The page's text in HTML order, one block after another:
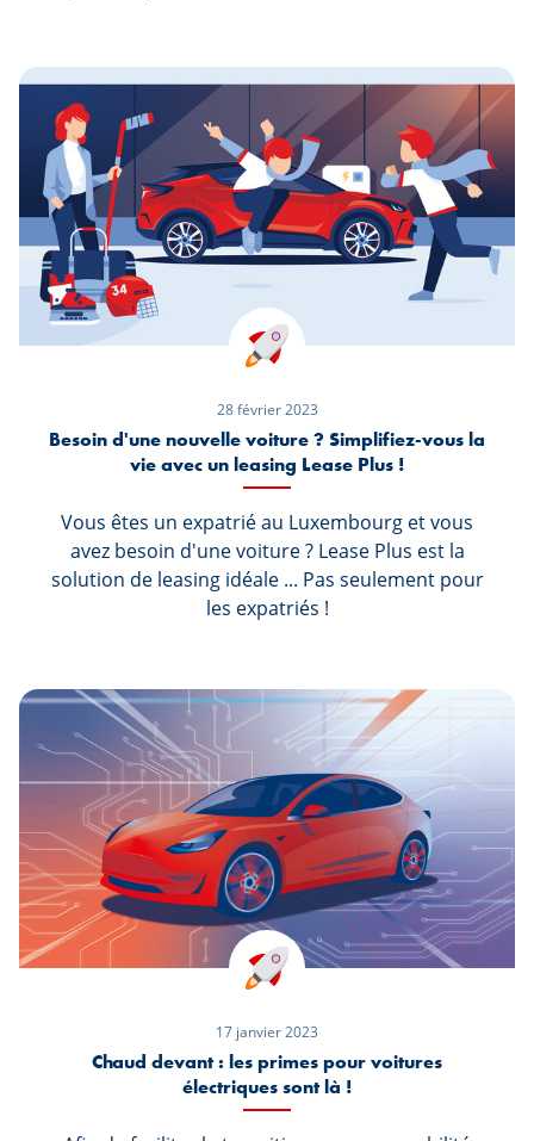
temps passé dans les embouteillages.
28 février 2023
Besoin d'une nouvelle voiture ? Simplifiez-vous la
vie avec un leasing Lease Plus !
Vous êtes un expatrié au Luxembourg et vous
avez besoin d'une voiture ? Lease Plus est la
solution de leasing idéale ... Pas seulement pour
les expatriés !
17 janvier 2023
Chaud devant : les primes pour voitures
électriques sont là !